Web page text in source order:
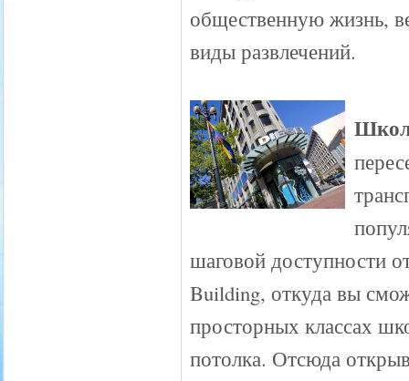
общественную жизнь,
виды развлечений.
шаговой доступности
Building, откуда вы
просторных классах
потолка. Отсюда